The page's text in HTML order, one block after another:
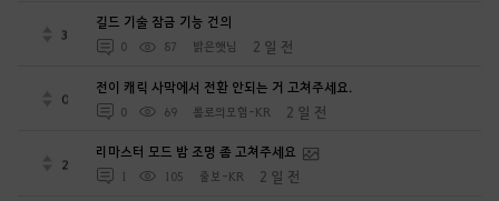
3
길드 기술 잠금 기능 건의
0 87 밝은햇님 2 일 전
0
전이 캐릭 사막에서 전환 안되는 거 고쳐주세요.
0 69 롤로의모험-KR 2 일 전
2
리마스터 모드 밤 조명 좀 고쳐주세요
1 105 줄보-KR 2 일 전